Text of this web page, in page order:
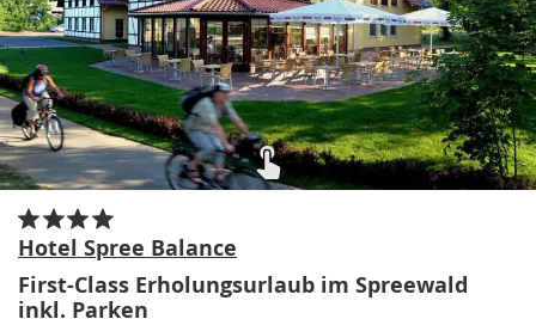
Hotel Spree Balance
First-Class Erholungsurlaub im Spreewald
inkl. Parken